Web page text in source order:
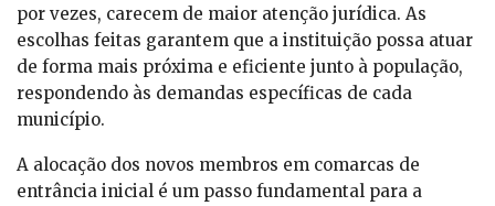
por vezes, carecem de maior atenção jurídica. As
escolhas feitas garantem que a instituição possa atuar
de forma mais próxima e eficiente junto à população,
respondendo às demandas específicas de cada
município.
A alocação dos novos membros em comarcas de
entrância inicial é um passo fundamental para a